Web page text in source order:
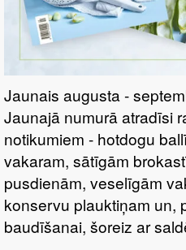
Jaunais augusta -
Jaunajā numurā atradīsi
notikumiem - hotdogu
vakaram, sātīgām
pusdienām, veselīgām
konservu plauktiņam un,
baudīšanai, šoreiz ar